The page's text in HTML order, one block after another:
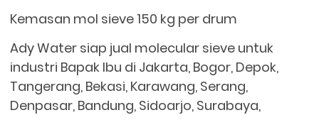
Kemasan mol sieve 150 kg per drum
Ady Water siap jual molecular sieve untuk
industri Bapak Ibu di Jakarta, Bogor, Depok,
Tangerang, Bekasi, Karawang, Serang,
Denpasar, Bandung, Sidoarjo, Surabaya,